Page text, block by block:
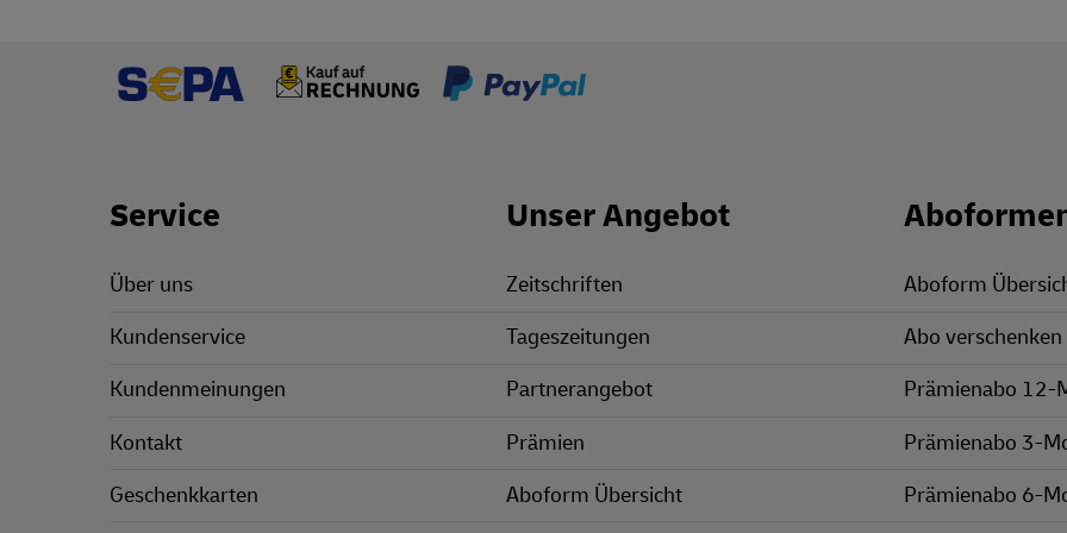
Footer Links
Service
Über uns
Kundenservice
Kundenmeinungen
Kontakt
Geschenkkarten
Unser Angebot
Zeitschriften
Tageszeitungen
Partnerangebot
Prämien
Aboform Übersicht
Aboform
Abo verschenken
Prämienabo 12-
Prämienabo 3-
Prämienabo 6-